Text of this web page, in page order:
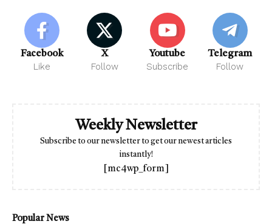
Facebook
Like
X
Follow
Youtube
Subscribe
Telegram
Follow
Weekly Newsletter
Subscribe to our newsletter to get our newest articles
instantly!
[mc4wp_form]
Popular News